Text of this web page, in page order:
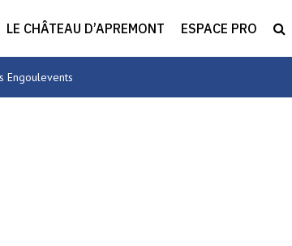
LE CHÂTEAU D’APREMONT ESPACE PRO
Engoulevents